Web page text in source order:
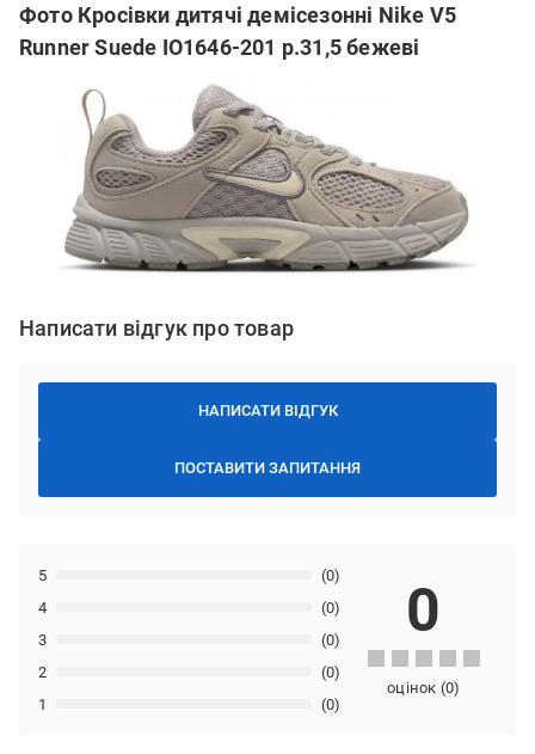
Фото Кросівки дитячі демісезонні Nike V5
Runner Suede IO1646-201 р.31,5 бежеві
Написати відгук про товар
НАПИСАТИ ВІДГУК
ПОСТАВИТИ ЗАПИТАННЯ
1 (0)
2 (0)
3 (0)
4 (0)
5 (0)
0
оцінок (0)